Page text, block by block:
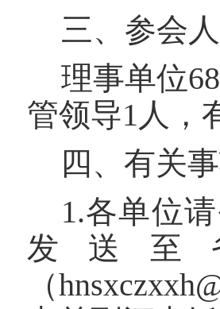
三、参会
理事单位
管领导1人，
四、有关
1.各单位
发送至
（